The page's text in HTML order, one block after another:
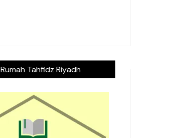
Rumah Tahfidz Riyadh